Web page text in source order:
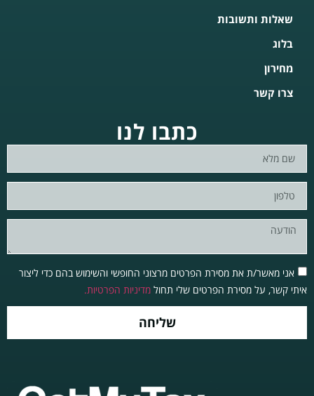
שאלות ותשובות
בלוג
מחירון
צרו קשר
כתבו לנו
אני מאשר/ת את מסירת הפרטים מרצוני החופשי והשימוש בהם כדי ליצור
איתי קשר, על מסירת הפרטים שלי תחול מדיניות הפרטיות.
שליחה